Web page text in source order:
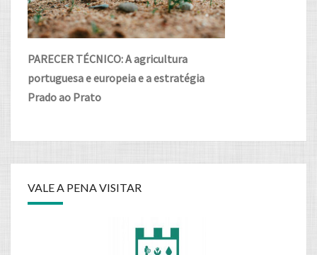
PARECER TÉCNICO: A agricultura
portuguesa e europeia e a estratégia
Prado ao Prato
VALE A PENA VISITAR